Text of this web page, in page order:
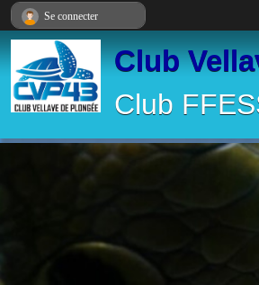
Club
Club
Se connecter
Panneau de gestion des cookies